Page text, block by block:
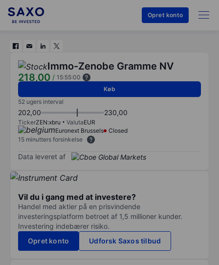
Opret konto
Immo-Zenobe Gramme NV
218,00 / 15:55:00
Køb
52 ugers interval
202,00 230,00
TickerZEN:xbru ValutaEUR
Euronext Brussels
Closed
15 minutters forsinkelse
Data leveret af
Vil du i gang med at investere?
Handel med aktier på en prisvindende
investeringsplatform betroet af 1,5 millioner kunder.
Investering indebærer risiko.
Opret konto
Udforsk Saxos tilbud